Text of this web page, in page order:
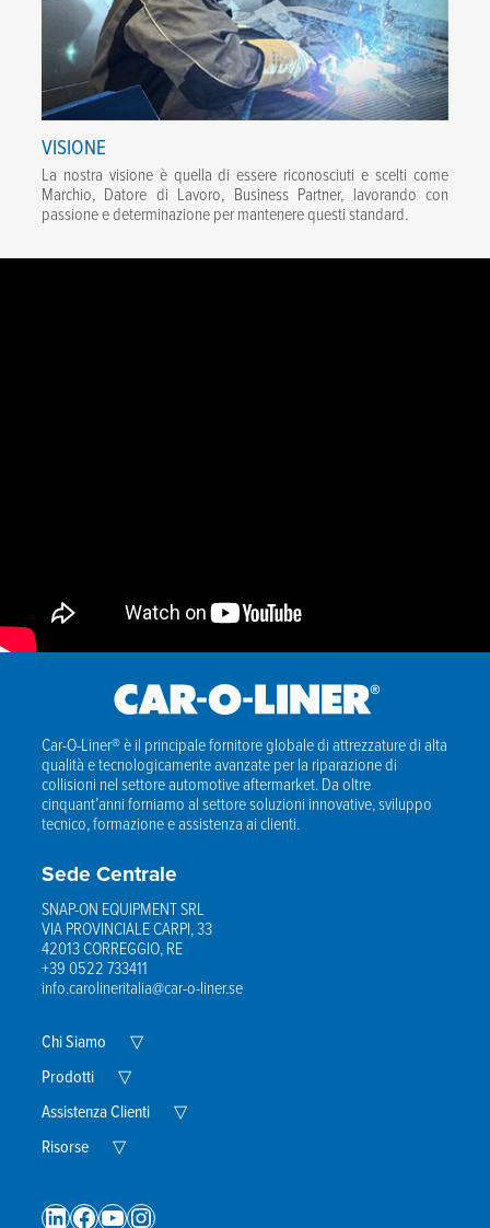
VISIONE
La nostra visione è quella di essere riconosciuti e scelti come
Marchio, Datore di Lavoro, Business Partner, lavorando con
passione e determinazione per mantenere questi standard.
Car-O-Liner® è il principale fornitore globale di attrezzature di alta
qualità e tecnologicamente avanzate per la riparazione di
collisioni nel settore automotive aftermarket. Da oltre
cinquant’anni forniamo al settore soluzioni innovative, sviluppo
tecnico, formazione e assistenza ai clienti.
Sede Centrale
SNAP-ON EQUIPMENT SRL
VIA PROVINCIALE CARPI, 33
42013 CORREGGIO, RE
+39 0522 733411
info.carolineritalia@car-o-liner.se
Chi Siamo ▽Expand
Prodotti ▽Expand
Menu
Assistenza Clienti ▽Expand
Risorse ▽Expand
LinkedIn
Facebook
YouTube
Instagram